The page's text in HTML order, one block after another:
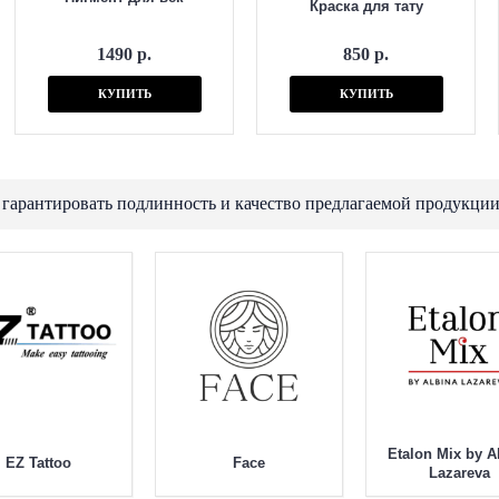
1490 р.
КУПИТЬ
Краска для тату
850 р.
КУПИТЬ
подлинность и качество предлагаемой
EZ Tattoo Face
Etalon Mix by
Lazareva